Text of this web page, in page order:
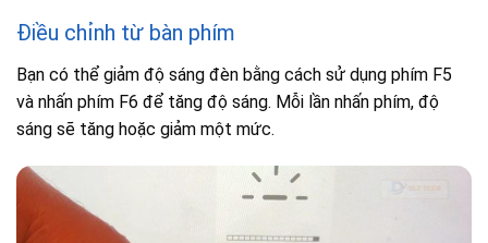
Điều chỉnh từ bàn phím
Bạn có thể giảm độ sáng đèn bằng cách sử dụng phím F5
và nhấn phím F6 để tăng độ sáng. Mỗi lần nhấn phím, độ
sáng sẽ tăng hoặc giảm một mức.